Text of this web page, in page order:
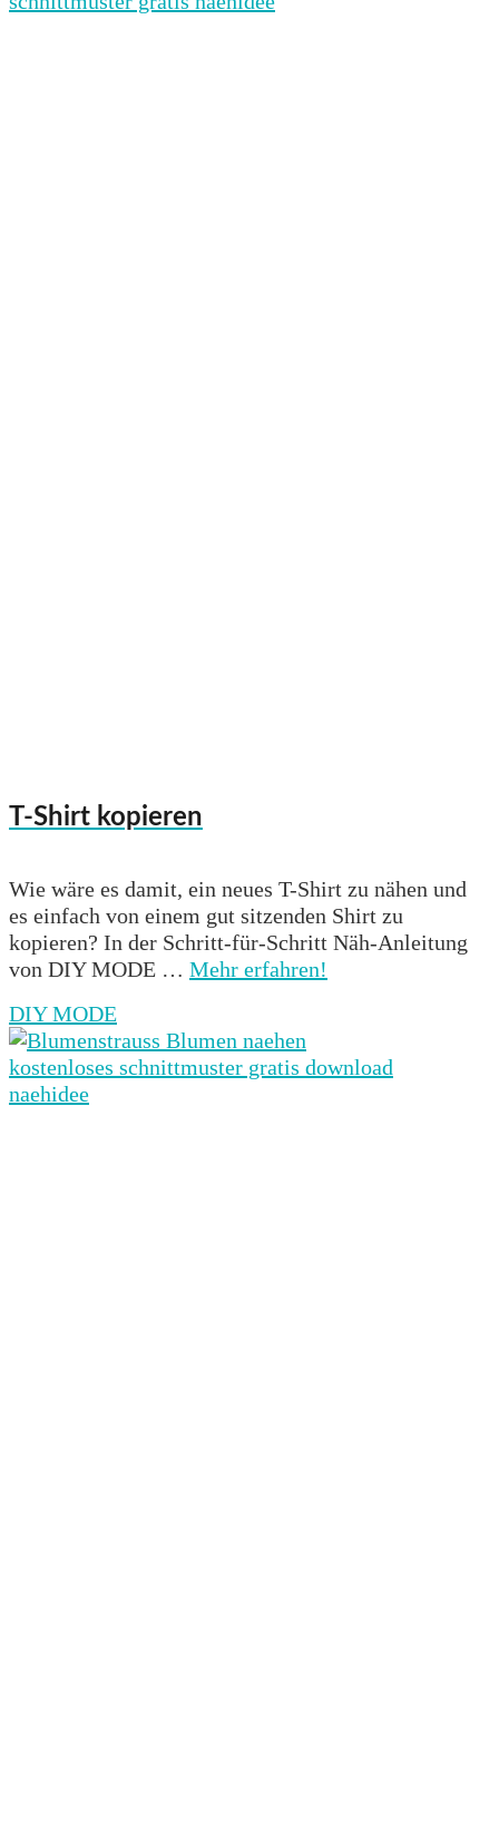
T-Shirt kopieren
Wie wäre es damit, ein neues T-Shirt zu nähen und
es einfach von einem gut sitzenden Shirt zu
kopieren? In der Schritt-für-Schritt Näh-Anleitung
von DIY MODE … Mehr erfahren!
DIY MODE